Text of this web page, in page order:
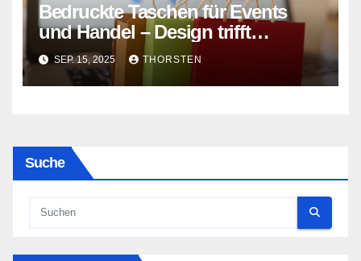
Bedruckte Taschen für Events
und Handel – Design trifft
Funktion
SEP. 15, 2025 THORSTEN
Suche